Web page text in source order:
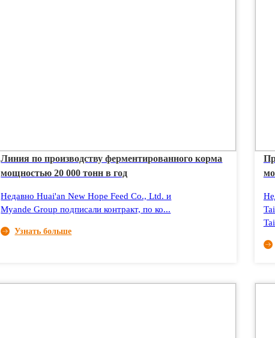
Линия по производству ферментированного корма
мощностью 20 000 тонн в год
Недавно Huai'an New Hope Feed Co., Ltd. и
Myande Group подписали контракт, по ко...
Узнать больше